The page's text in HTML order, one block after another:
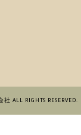
ALL RIGHTS RESERVED.